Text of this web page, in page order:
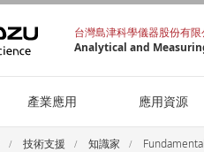
台灣島津科學儀器股份有限
Analytical and
產業應用 應用資源
技術支援 知識家